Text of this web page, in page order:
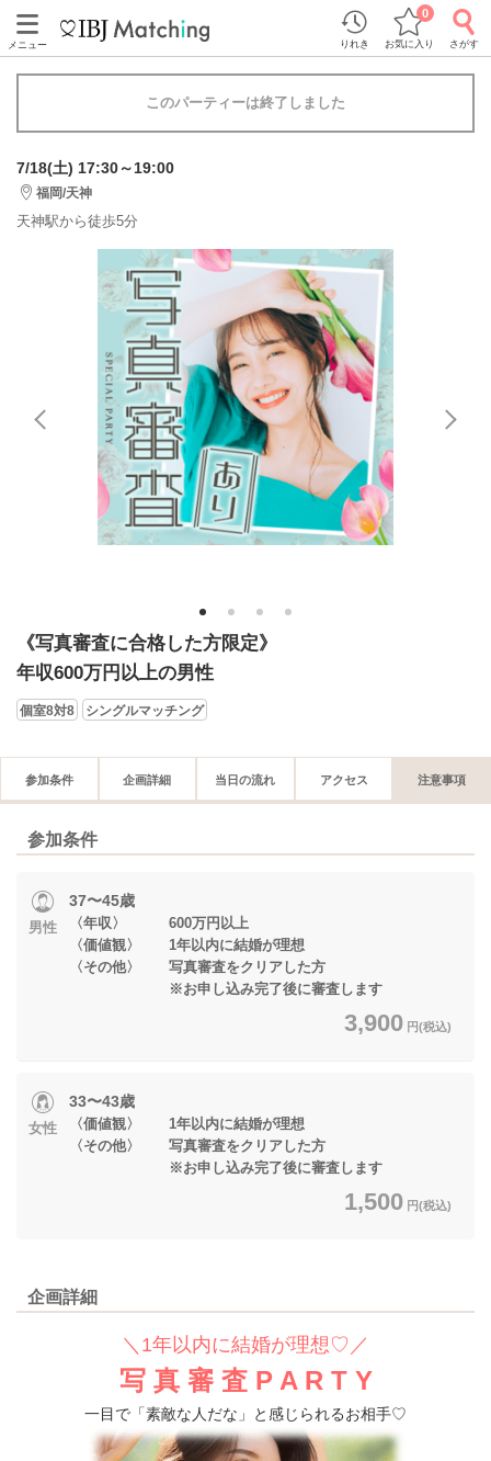
メニュー りれき お気に入り
0
さがす
このパーティーは終了しました
7/18(土) 17:30～19:00
福岡/天神
天神駅から徒歩5分
1 2 3 4
《写真審査に合格した方限定》
年収600万円以上の男性
個室8対8 シングルマッチング
参加条件 企画詳細 当日の流れ アクセス 注意事項
参加条件
男性
37〜45歳
〈年収〉 600万円以上
〈価値観〉 1年以内に結婚が理想
〈その他〉 写真審査をクリアした方
※お申し込み完了後に審査します
3,900 円(税込)
女性
33〜43歳
〈価値観〉 1年以内に結婚が理想
〈その他〉 写真審査をクリアした方
※お申し込み完了後に審査します
1,500 円(税込)
企画詳細
＼1年以内に結婚が理想♡／
写 真 審 査 P A R T Y
一目で「素敵な人だな」と感じられるお相手♡